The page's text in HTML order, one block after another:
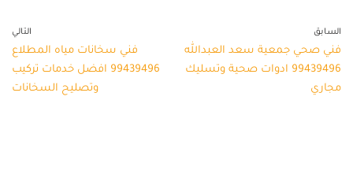
السابق
فني صحي جمعية سعد العبدالله
99439496 ادوات صحية وتسليك
مجاري
التالي
فني سخانات مياه المطلاع
99439496 افضل خدمات تركيب
وتصليح السخانات